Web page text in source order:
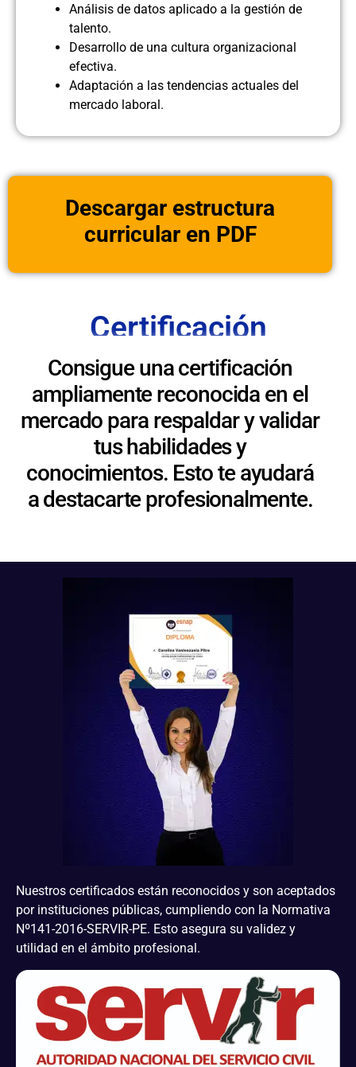
Análisis de datos aplicado a la gestión de
talento.
Desarrollo de una cultura organizacional
efectiva.
Adaptación a las tendencias actuales del
mercado laboral.
Descargar estructura
curricular en PDF
Certificación
Consigue una certificación
ampliamente reconocida en el
mercado para respaldar y validar
tus habilidades y
conocimientos. Esto te ayudará
a destacarte profesionalmente.
Nuestros certificados están reconocidos y son aceptados
por instituciones públicas, cumpliendo con la Normativa
Nº141-2016-SERVIR-PE. Esto asegura su validez y
utilidad en el ámbito profesional.